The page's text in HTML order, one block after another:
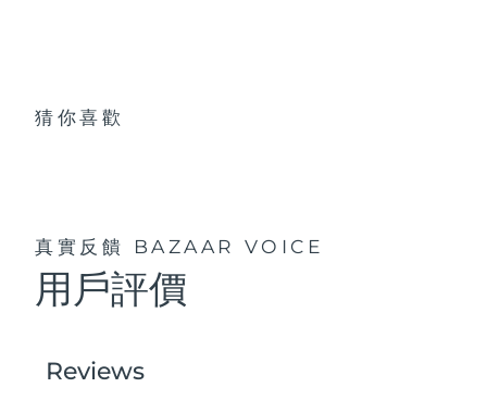
猜你喜歡
真實反饋 BAZAAR VOICE
用戶評價